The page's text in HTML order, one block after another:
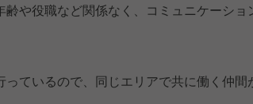
や役職など関係なく、コミュニケーショ
ているので、同じエリアで共に働く仲間